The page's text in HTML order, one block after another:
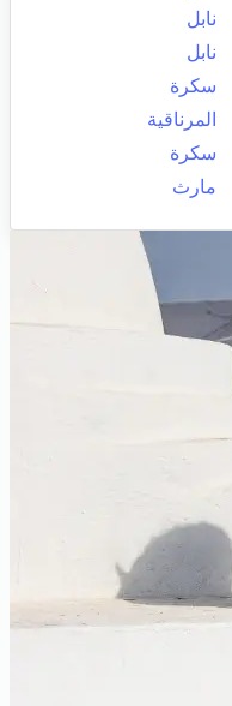
نابل
نابل
سكرة
المرناقية
سكرة
مارث